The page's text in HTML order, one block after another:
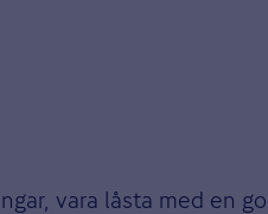
vara låsta med en